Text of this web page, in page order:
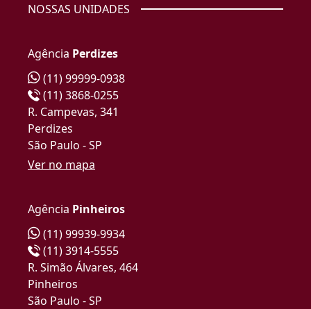
NOSSAS UNIDADES
Agência Perdizes
(11) 99999-0938
(11) 3868-0255
R. Campevas, 341
Perdizes
São Paulo - SP
Ver no mapa
Agência Pinheiros
(11) 99939-9934
(11) 3914-5555
R. Simão Álvares, 464
Pinheiros
São Paulo - SP